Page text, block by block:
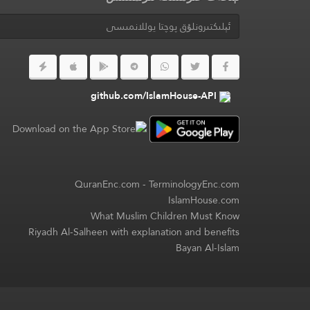
github.com/IslamHouse-API
QuranEnc.com-TerminologyEnc.com
IslamHouse.com
What Muslim Children Must Know
Riyadh Al-Salheen with explanation and benefits
Bayan Al-Islam